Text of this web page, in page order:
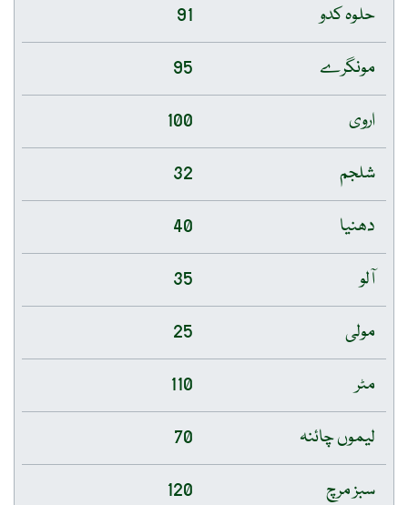
حلوہ کدو
91
مونگرے
95
اروی
100
شلجم
32
دھنیا
40
آلو
35
مولی
25
مٹر
110
لیموں چائنہ
70
سبز مرچ
120